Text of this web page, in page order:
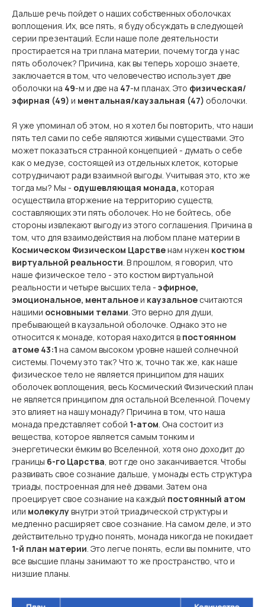
Дальше речь пойдет о наших собственных оболочках
воплощения. Их, все пять, я буду обсуждать в следующей
серии презентаций. Если наше поле деятельности
простирается на три плана материи, почему тогда у нас
пять оболочек? Причина, как вы теперь хорошо знаете,
заключается в том, что человечество использует две
оболочки на 49-м и две на 47-м планах. Это физическая/
эфирная (49) и ментальная/каузальная (47) оболочки.
Я уже упоминал об этом, но я хотел бы повторить, что наши
пять тел сами по себе являются живыми существами. Это
может показаться странной концепцией - думать о себе
как о медузе, состоящей из отдельных клеток, которые
сотрудничают ради взаимной выгоды. Учитывая это, кто же
тогда мы? Мы - одушевляющая монада, которая
осуществила вторжение на территорию существ,
составляющих эти пять оболочек. Но не бойтесь, обе
стороны извлекают выгоду из этого соглашения. Причина в
том, что для взаимодействия на любом плане материи в
Космическом Физическом Царственам нужен костюм
виртуальной реальности. В прошлом, я говорил, что
наше физическое тело - это костюм виртуальной
реальности и четыре высших тела - эфирное,
эмоциональное, ментальноеи каузальное считаются
нашими основными телами. Это верно для души,
пребывающей в каузальной оболочке. Однако это не
относится к монаде, которая находится в постоянном
атоме 43:1 на самом высоком уровне нашей солнечной
системы. Почему это так? Что ж, точно так же, как наше
физическое тело не является принципом для наших
оболочек воплощения, весь Космический Физический план
не является принципом для остальной Вселенной. Почему
это влияет на нашу монаду? Причина в том, что наша
монада представляет собой 1-атом. Она состоит из
вещества, которое является самым тонким и
энергетически ёмким во Вселенной, хотя оно доходит до
границы 6-го Царства, вот где оно заканчивается. Чтобы
развивать свое сознание дальше, у монады есть структура
триады, построенная для неё дэвами. Затем она
проецирует свое сознание на каждый постоянный атом
или молекулувнутри этой триадической структуры и
медленно расширяет свое сознание. На самом деле, и это
действительно трудно понять, монада никогда не покидает
1-й план материи. Это легче понять, если вы помните, что
все высшие планы занимают то же пространство, что и
низшие планы.